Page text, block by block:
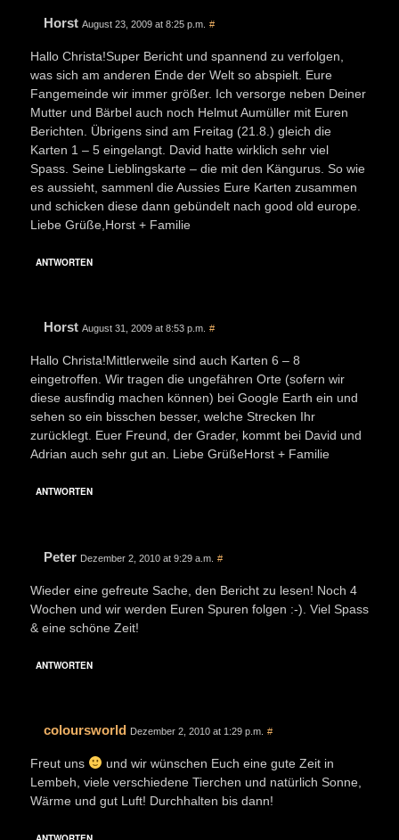
Horst August 23, 2009 at 8:25 p.m. #
Hallo Christa!Super Bericht und spannend zu verfolgen,
was sich am anderen Ende der Welt so abspielt. Eure
Fangemeinde wir immer größer. Ich versorge neben Deiner
Mutter und Bärbel auch noch Helmut Aumüller mit Euren
Berichten. Übrigens sind am Freitag (21.8.) gleich die
Karten 1 – 5 eingelangt. David hatte wirklich sehr viel
Spass. Seine Lieblingskarte – die mit den Kängurus. So wie
es aussieht, sammenl die Aussies Eure Karten zusammen
und schicken diese dann gebündelt nach good old europe.
Liebe Grüße,Horst + Familie
ANTWORTEN
Horst August 31, 2009 at 8:53 p.m. #
Hallo Christa!Mittlerweile sind auch Karten 6 – 8
eingetroffen. Wir tragen die ungefähren Orte (sofern wir
diese ausfindig machen können) bei Google Earth ein und
sehen so ein bisschen besser, welche Strecken Ihr
zurücklegt. Euer Freund, der Grader, kommt bei David und
Adrian auch sehr gut an. Liebe GrüßeHorst + Familie
ANTWORTEN
Peter Dezember 2, 2010 at 9:29 a.m. #
Wieder eine gefreute Sache, den Bericht zu lesen! Noch 4
Wochen und wir werden Euren Spuren folgen :-). Viel Spass
& eine schöne Zeit!
ANTWORTEN
coloursworld Dezember 2, 2010 at 1:29 p.m. #
Freut uns
und wir wünschen Euch eine gute Zeit in
Lembeh, viele verschiedene Tierchen und natürlich Sonne,
Wärme und gut Luft! Durchhalten bis dann!